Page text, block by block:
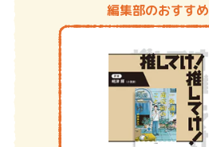
編集部のおすすめ